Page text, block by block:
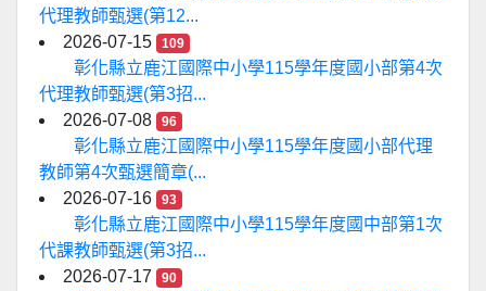
代理教師甄選(第12...
2026-07-15
109
彰化縣立鹿江國際中小學115學年度國小部第4次
代理教師甄選(第3招...
2026-07-08
96
彰化縣立鹿江國際中小學115學年度國小部代理
教師第4次甄選簡章(...
2026-07-16
93
彰化縣立鹿江國際中小學115學年度國中部第1次
代課教師甄選(第3招...
2026-07-17
90